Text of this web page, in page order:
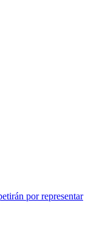
por representar